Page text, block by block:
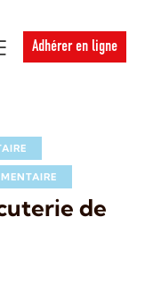
Adhérer en ligne
de